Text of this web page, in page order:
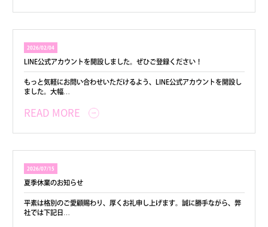
2026/02/04
LINE公式アカウントを開設しました。ぜひご登録ください！
もっと気軽にお問い合わせいただけるよう、LINE公式アカウントを開設し
ました。大幅…
READ MORE
2026/07/15
夏季休業のお知らせ
平素は格別のご愛顧賜わり、厚くお礼申し上げます。誠に勝手ながら、弊
社では下記日…